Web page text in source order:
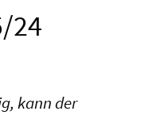
24
kann der